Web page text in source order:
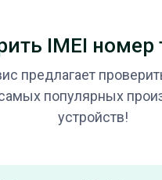
IMEI номер
предлагает
популярных
устройств!